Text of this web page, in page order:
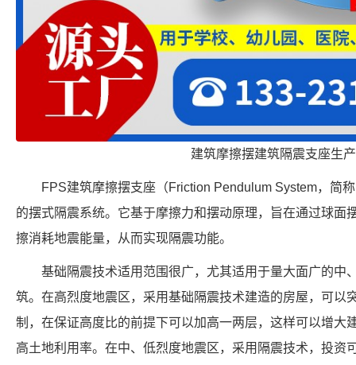
建筑摩擦摆建筑隔震支座生
FPS建筑摩擦摆支座（Friction Pendulum System，简
的摆式隔震系统。它基于摩擦力和摆动原理，旨在通过球面
擦消耗地震能量，从而实现隔震功能。
基础隔震技术适用范围很广，尤其适用于量大面广的中
筑。在高烈度地震区，采用基础隔震技术建造的房屋，可以
制，在保证高度比的前提下可以加高一两层，这样可以增大
高土地利用率。在中、低烈度地震区，采用隔震技术，投资